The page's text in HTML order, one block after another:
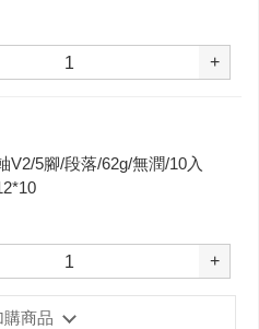
+
V2/5腳/段落/62g/無潤/10入
+
購商品